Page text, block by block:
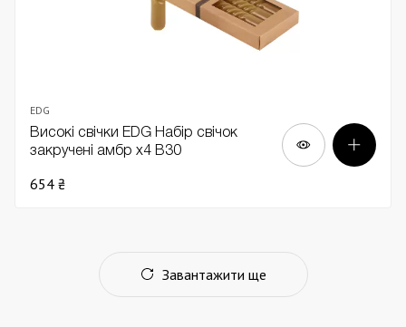
EDG
Високі свічки EDG Набір свічок
закручені амбр х4 В30
654 ₴
Завантажити ще